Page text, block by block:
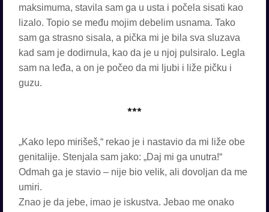
maksimuma, stavila sam ga u usta i počela sisati kao
lizalo. Topio se među mojim debelim usnama. Tako
sam ga strasno sisala, a pička mi je bila sva sluzava
kad sam je dodirnula, kao da je u njoj pulsiralo. Legla
sam na leđa, a on je počeo da mi ljubi i liže pičku i
guzu.
***
„Kako lepo mirišeš,“ rekao je i nastavio da mi liže obe
genitalije. Stenjala sam jako: „Daj mi ga unutra!“
Odmah ga je stavio – nije bio velik, ali dovoljan da me
umiri.
Znao je da jebe, imao je iskustva. Jebao me onako